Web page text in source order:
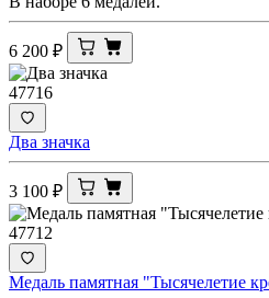
6 200 ₽
47716
Два значка
3 100 ₽
47712
Медаль памятная "Тысячелетие